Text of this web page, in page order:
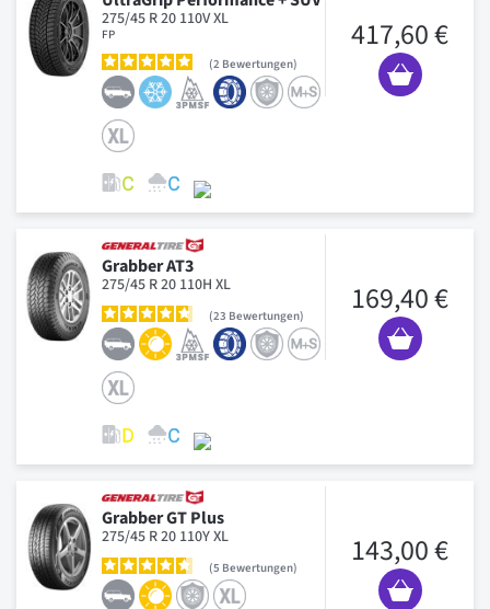
275/45 R 20 110V XL
FP
2 Bewertungen
417,60 €
Grabber AT3
275/45 R 20 110H XL
23 Bewertungen 169,40 €
Grabber GT Plus
275/45 R 20 110Y XL
5 Bewertungen 143,00 €